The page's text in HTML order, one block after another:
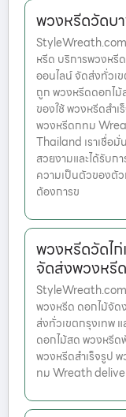
พวงหรีดวัดบ
หรีด บริการพวงหรี
ออนไลน์ จัดส่งทั่วเ
ถูก พวงหรีดดอกไ
ของใช้ พวงหรีดสำ
พวงหรีดกทม
Thailand เราเชื่อ
สวยงามและได้รับ
ความเป็นตัวของตั
ต้องการข
พวงหรีดวัดไ
จัดส่งพวงหรี
StyleWreath.com
พวงหรีด ดอกไม้จัด
ส่งทั่วเขตกรุงเทพ
ดอกไม้สด พวงหรี
พวงหรีดสำเร็จรูป
ทม Wreath